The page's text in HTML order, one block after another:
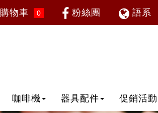
購物車 0 粉絲團 語系
咖啡機 器具配件 促銷活動